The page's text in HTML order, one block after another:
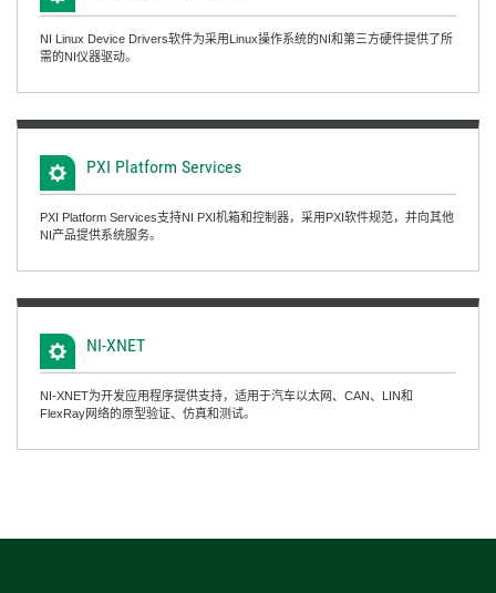
NI Linux Device Drivers软件为采用Linux操作系统的NI和第三方硬件提供了所
需的NI仪器驱动。
PXI Platform Services
PXI Platform Services支持NI PXI机箱和控制器，采用PXI软件规范，并向其他
NI产品提供系统服务。
NI-XNET
NI-XNET为开发应用程序提供支持，适用于汽车以太网、CAN、LIN和
FlexRay网络的原型验证、仿真和测试。